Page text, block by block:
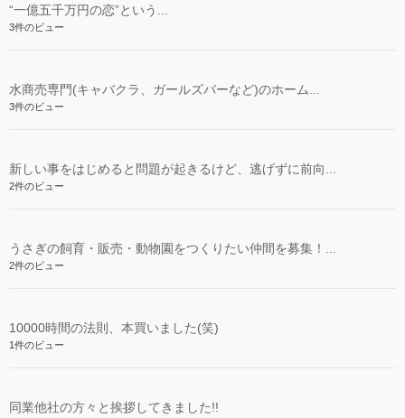
“一億五千万円の恋”という...
3件のビュー
水商売専門(キャバクラ、ガールズバーなど)のホーム...
3件のビュー
新しい事をはじめると問題が起きるけど、逃げずに前向...
2件のビュー
うさぎの飼育・販売・動物園をつくりたい仲間を募集！...
2件のビュー
10000時間の法則、本買いました(笑)
1件のビュー
同業他社の方々と挨拶してきました!!